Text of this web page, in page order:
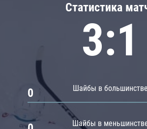
Статистика
3:1
Шайбы в большинстве
0
Шайбы в